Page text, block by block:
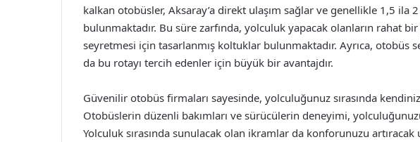
kalkan otobüsler, Aksaray’a direkt ulaşım sağlar ve genellikle 1,5 ila
bulunmaktadır. Bu süre zarfında, yolculuk yapacak olanların rahat
seyretmesi için tasarlanmış koltuklar bulunmaktadır. Ayrıca, otobüs
da bu rotayı tercih edenler için büyük bir avantajdır.
Güvenilir otobüs firmaları sayesinde, yolculuğunuz sırasında
Otobüslerin düzenli bakımları ve sürücülerin deneyimi,
Yolculuk sırasında sunulacak olan ikramlar da konforunuzu artıracak